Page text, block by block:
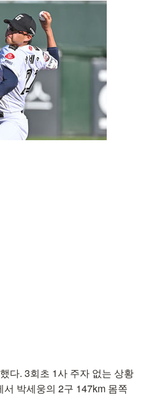
다. 3회초 1사 주자 없는 상황
박세웅의 2구 147km 몸쪽